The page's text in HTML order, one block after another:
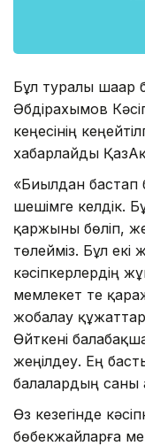
Бұл туралы
Әбдірахымов
кеңесінің
хабарлайды
«Биылдан бастап
шешімге келдік.
қаржыны бөліп,
төлейміз. Бұл екі
кәсіпкерлердің
мемлекет те
жобалау
Өйткені
жеңілдеу. Ең
балалардың саны
Өз кезегінде
бөбекжайларға